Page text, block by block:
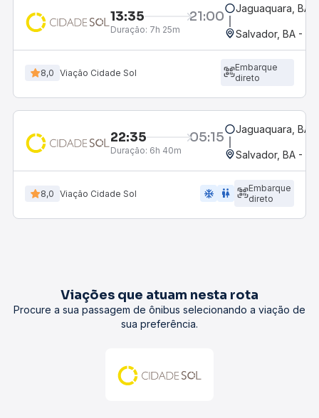
13:35 21:00
Duração: 7h 25m
Jaguaquara, BA
Salvador, BA -
8,0 Viação Cidade Sol
Embarque
direto
22:35 05:15
Duração: 6h 40m
Jaguaquara, BA
Salvador, BA -
8,0 Viação Cidade Sol ac_unit wc
Embarque
direto
Viações que atuam nesta rota
Procure a sua passagem de ônibus selecionando a viação de
sua preferência.